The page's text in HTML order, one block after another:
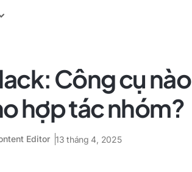
Công cụ nào
hợp tác nhóm?
Editor 13 tháng 4, 2025